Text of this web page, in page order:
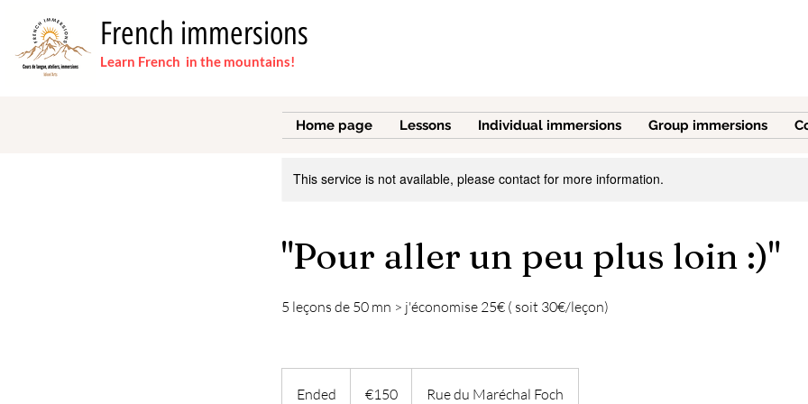
French immersions
Learn French in the mountains!
This service is not available, please contact for more information.
"Pour aller un peu plus loin :)"
5 leçons de 50 mn > j'économise 25€ ( soit 30€/leçon)
Ended €150 Rue du Maréchal Foch
Home page Lessons Individual immersions Group immersions